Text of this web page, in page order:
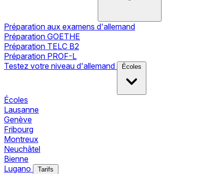
Préparation aux examens d'allemand
Préparation GOETHE
Préparation TELC B2
Préparation PROF-L
Testez votre niveau d'allemand
Écoles
Écoles
Lausanne
Genève
Fribourg
Montreux
Neuchâtel
Bienne
Lugano
Tarifs